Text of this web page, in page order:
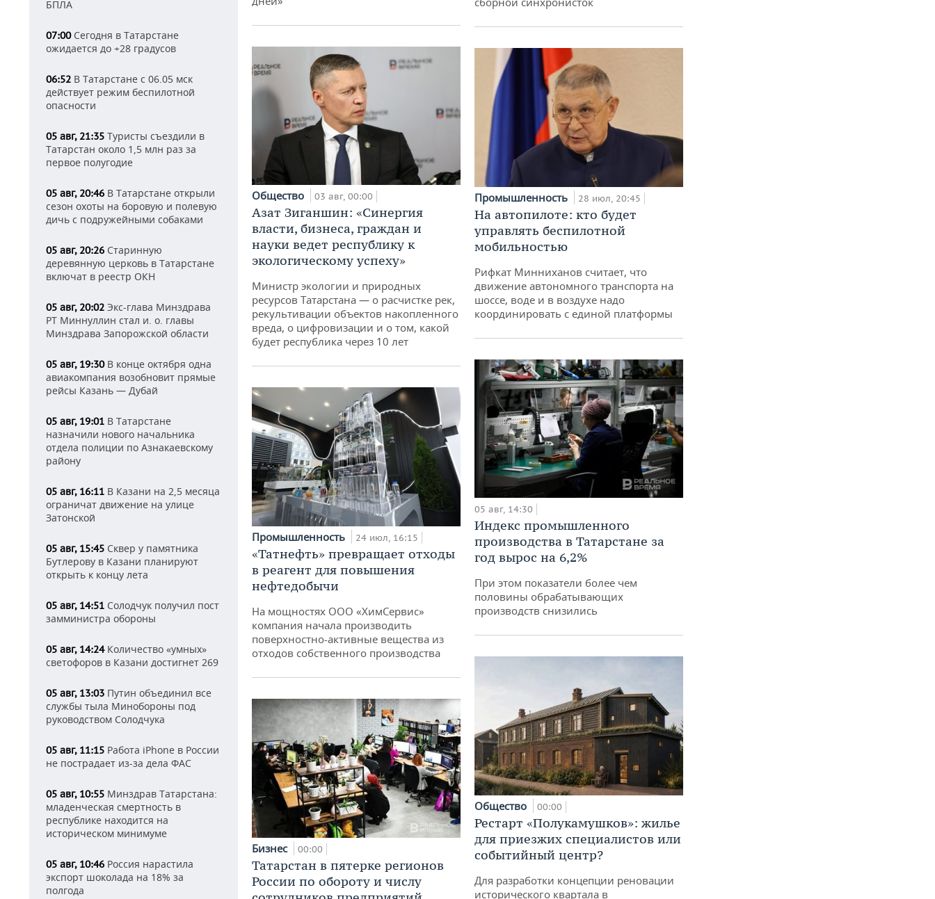
БПЛА
07:00Сегодня в Татарстане
ожидается до +28 градусов
06:52 В Татарстане с 06.05 мск
действует режим беспилотной
опасности
05 авг, 21:35 Туристы съездили в
Татарстан около 1,5 млн раз за
первое полугодие
05 авг, 20:46 В Татарстане открыли
сезон охоты на боровую и полевую
дичь с подружейными собаками
05 авг, 20:26 Старинную
деревянную церковь в Татарстане
включат в реестр ОКН
05 авг, 20:02 Экс-глава Минздрава
РТ Миннуллин стал и. о. главы
Минздрава Запорожской области
05 авг, 19:30В конце октября одна
авиакомпания возобновит прямые
рейсы Казань — Дубай
05 авг, 19:01 В Татарстане
назначили нового начальника
отдела полиции по Азнакаевскому
району
05 авг, 16:11 В Казани на 2,5 месяца
ограничат движение на улице
Затонской
05 авг, 15:45 Сквер у памятника
Бутлерову в Казани планируют
открыть к концу лета
05 авг, 14:51 Солодчук получил пост
замминистра обороны
05 авг, 14:24Количество «умных»
светофоров в Казани достигнет 269
05 авг, 13:03 Путин объединил все
службы тыла Минобороны под
руководством Солодчука
05 авг, 11:15 Работа iPhone в России
не пострадает из-за дела ФАС
05 авг, 10:55 Минздрав Татарстана:
младенческая смертность в
республике находится на
историческом минимуме
05 авг, 10:46 Россия нарастила
экспорт шоколада на 18% за
полгода
Общество 03 авг, 00:00
Азат Зиганшин: «Синергия
власти, бизнеса, граждан и
науки ведет республику к
экологическому успеху»
Министр экологии и природных
ресурсов Татарстана — о расчистке рек,
рекультивации объектов накопленного
вреда, о цифровизации и о том, какой
будет республика через 10 лет
Промышленность 24 июл, 16:15
«Татнефть» превращает отходы
в реагент для повышения
нефтедобычи
На мощностях ООО «ХимСервис»
компания начала производить
поверхностно-активные вещества из
отходов собственного производства
Бизнес 00:00
Татарстан в пятерке регионов
России по обороту и числу
Промышленность 28 июл, 20:45
На автопилоте: кто будет
управлять беспилотной
мобильностью
Рифкат Минниханов считает, что
движение автономного транспорта на
шоссе, воде и в воздухе надо
координировать с единой платформы
05 авг, 14:30
Индекс промышленного
производства в Татарстане за
год вырос на 6,2%
При этом показатели более чем
половины обрабатывающих
производств снизились
Общество 00:00
Рестарт «Полукамушков»: жилье
для приезжих специалистов или
событийный центр?
Для разработки концепции реновации
исторического квартала в